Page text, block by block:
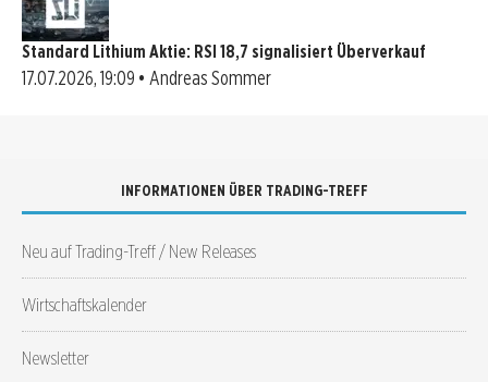
Standard Lithium Aktie: RSI 18,7 signalisiert Überverkauf
17.07.2026, 19:09 • Andreas Sommer
INFORMATIONEN ÜBER TRADING-TREFF
Neu auf Trading-Treff / New Releases
Wirtschaftskalender
Newsletter